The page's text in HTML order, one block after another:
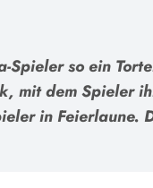
so ein
mit dem Spieler
in Feierlaune.